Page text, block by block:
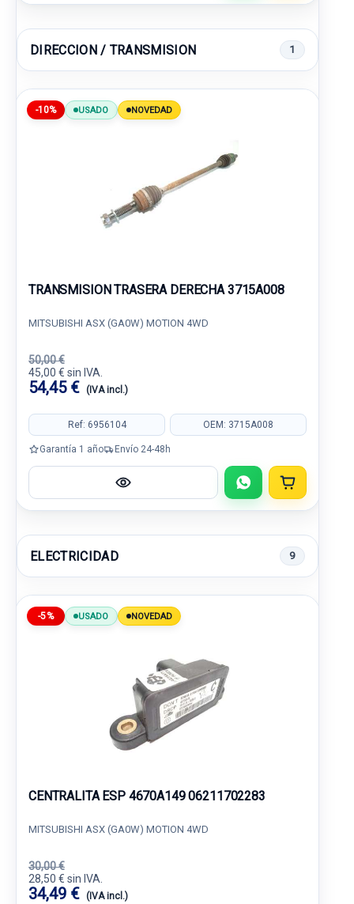
DIRECCION / TRANSMISION 1
-10% USADO NOVEDAD
TRANSMISION TRASERA DERECHA 3715A008
MITSUBISHI ASX (GA0W) MOTION 4WD
50,00 €
45,00 € sin IVA.
54,45 € (IVA incl.)
Ref: 6956104 OEM: 3715A008
Garantía 1 año Envío 24-48h
ELECTRICIDAD 9
-5% USADO NOVEDAD
CENTRALITA ESP 4670A149 06211702283
MITSUBISHI ASX (GA0W) MOTION 4WD
30,00 €
28,50 € sin IVA.
34,49 € (IVA incl.)